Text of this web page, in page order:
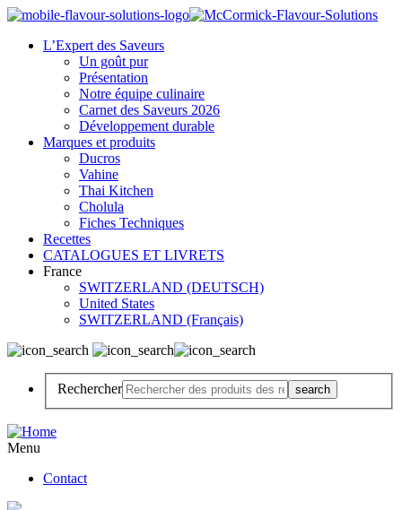
L’Expert des Saveurs
Un goût pur
Présentation
Notre équipe culinaire
Carnet des Saveurs 2026
Développement durable
Marques et produits
Ducros
Vahine
Thai Kitchen
Cholula
Fiches Techniques
Recettes
CATALOGUES ET LIVRETS
France
SWITZERLAND (DEUTSCH)
United States
SWITZERLAND (Français)
Rechercher
Menu
Contact